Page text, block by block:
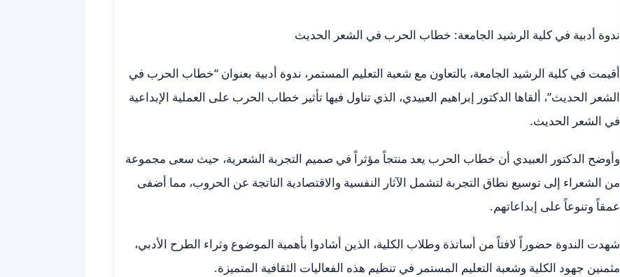
ندوة أدبية في كلية الرشيد الجامعة: خطاب الحرب في الشعر الحديث
أقيمت في كلية الرشيد الجامعة، بالتعاون مع شعبة التعليم المستمر، ندوة أدبية بعنوان “خطاب الحرب في
الشعر الحديث”، ألقاها الدكتور إبراهيم العبيدي، الذي تناول فيها تأثير خطاب الحرب على العملية الإبداعية
في الشعر الحديث.
وأوضح الدكتور العبيدي أن خطاب الحرب يعد منتجاً مؤثراً في صميم التجربة الشعرية، حيث سعى مجموعة
من الشعراء إلى توسيع نطاق التجربة لتشمل الآثار النفسية والاقتصادية الناتجة عن الحروب، مما أضفى
عمقاً وتنوعاً على إبداعاتهم.
شهدت الندوة حضوراً لافتاً من أساتذة وطلاب الكلية، الذين أشادوا بأهمية الموضوع وثراء الطرح الأدبي،
مثمنين جهود الكلية وشعبة التعليم المستمر في تنظيم هذه الفعاليات الثقافية المتميزة.